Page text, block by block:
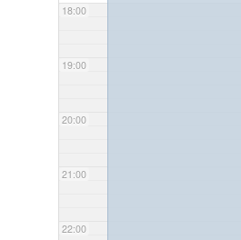
18:00
19:00
20:00
21:00
22:00